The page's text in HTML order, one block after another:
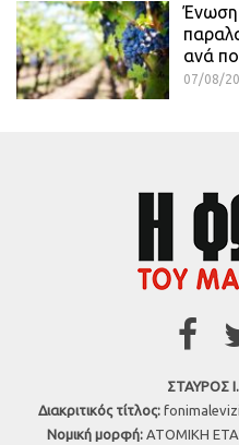
Ένωση
ανά
07/08/
ΣΤΑΥΡΟΣ
Διακριτικός τίτλος:
Νομική μορφή: ΑΤΟΜΙΚΗ